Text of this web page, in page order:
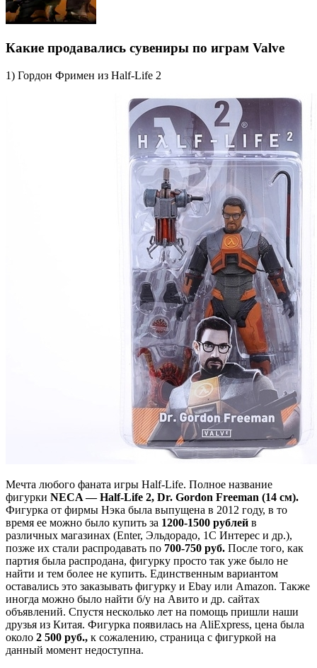
Какие продавались сувениры по играм Valve⁠ ⁠
1) Гордон Фримен из Half-Life 2
Мечта любого фаната игры Half-Life. Полное название
фигурки NECA — Half-Life 2, Dr. Gordon Freeman (14 см).
Фигурка от фирмы Нэка была выпущена в 2012 году, в то
время ее можно было купить за 1200-1500 рублей в
различных магазинах (Enter, Эльдорадо, 1С Интерес и др.),
позже их стали распродавать по 700-750 руб. После того, как
партия была распродана, фигурку просто так уже было не
найти и тем более не купить. Единственным вариантом
оставались это заказывать фигурку и Ebay или Amazon. Также
иногда можно было найти б/у на Авито и др. сайтах
объявлений. Спустя несколько лет на помощь пришли наши
друзья из Китая. Фигурка появилась на AliExpress, цена была
около 2 500 руб., к сожалению, страница с фигуркой на
данный момент недоступна.